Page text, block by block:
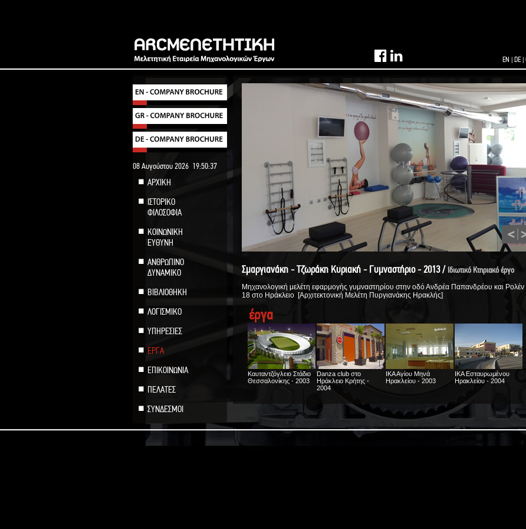
EN | DE|
08 Αυγούστου 2026 19:50:37
ΑΡΧΙΚΗ
ΙΣΤΟΡΙΚΟ
ΦΙΛΟΣΟΦΙΑ
ΚΟΙΝΩΝΙΚΗ
ΕΥΘΥΝΗ
ΑΝΘΡΩΠΙΝΟ
ΔΥΝΑΜΙΚΟ
ΒΙΒΛΙΟΘΗΚΗ
ΛΟΓΙΣΜΙΚΟ
ΥΠΗΡΕΣΙΕΣ
ΕΡΓΑ
ΕΠΙΚΟΙΝΩΝΙΑ
ΠΕΛΑΤΕΣ
ΣΥΝΔΕΣΜΟΙ
Σμαργιανάκη - Τζωράκη Κυριακή - Γυμναστήριο - 2013 / Ιδιωτικό Κτηριακό έργο
Μηχανολογική μελέτη εφαρμογής γυμναστηρίου στην οδό Ανδρέα Παπανδρέου και Ρολέν
18 στο Ηράκλειο [Αρχιτεκτονική Μελέτη Πυργιανάκης Ηρακλής]
έργα
Καυταντζόγλειο Στάδιο
Θεσσαλονίκης - 2003
Danza club στο
Ηράκλειο Κρήτης -
2004
ΙΚΑ Αγίου Μηνά
Ηρακλείου - 2003
ΙΚΑ Εσταυρωμένου
Ηρακλείου - 2004